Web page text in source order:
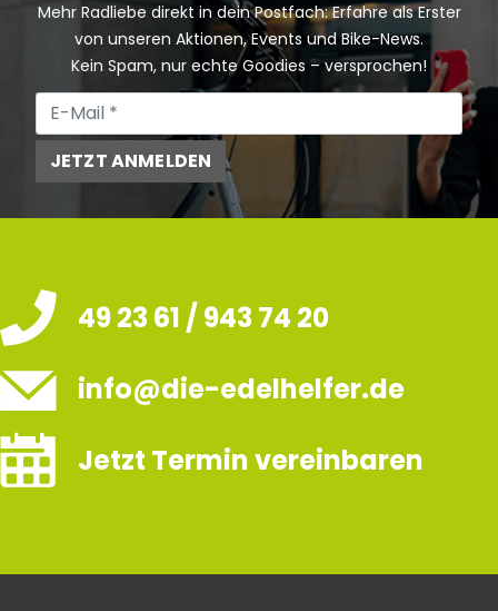
Mehr Radliebe direkt in dein Postfach: Erfahre als Erster
von unseren Aktionen, Events und Bike-News.
Kein Spam, nur echte Goodies – versprochen!
JETZT ANMELDEN
49 23 61 / 943 74 20
info@die-edelhelfer.de
Jetzt Termin vereinbaren